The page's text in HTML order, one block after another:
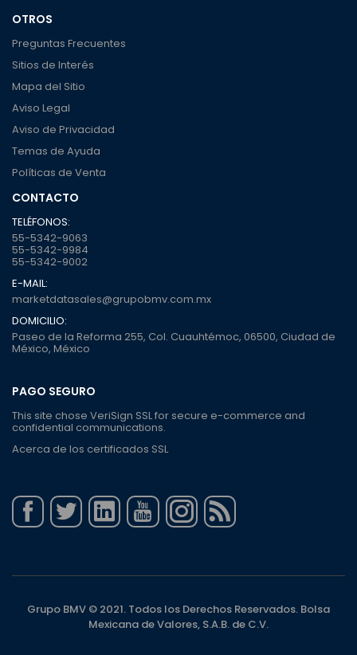
OTROS
Preguntas Frecuentes
Sitios de Interés
Mapa del Sitio
Aviso Legal
Aviso de Privacidad
Temas de Ayuda
Políticas de Venta
CONTACTO
TELÉFONOS:
55-5342-9063
55-5342-9984
55-5342-9002
E-MAIL:
marketdatasales@grupobmv.com.mx
DOMICILIO:
Paseo de la Reforma 255, Col. Cuauhtémoc, 06500, Ciudad de
México, México
PAGO SEGURO
This site chose VeriSign SSL for secure e-commerce and
confidential communications.
Acerca de los certificados SSL
Grupo BMV © 2021. Todos los Derechos Reservados. Bolsa
Mexicana de Valores, S.A.B. de C.V.